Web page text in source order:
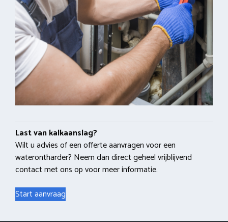
Last van kalkaanslag?
Wilt u advies of een offerte aanvragen voor een
waterontharder? Neem dan direct geheel vrijblijvend
contact met ons op voor meer informatie.
Start aanvraag